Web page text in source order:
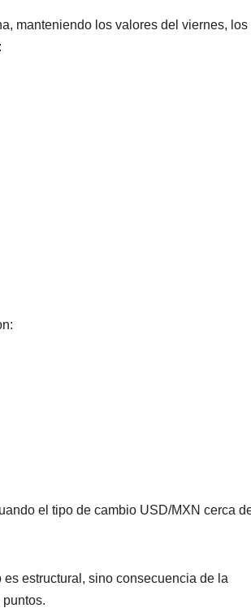
manteniendo los valores del viernes, los
el tipo de cambio USD/MXN cerca
estructural, sino consecuencia de la